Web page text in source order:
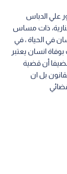
علي الدباس
ذات مساس
في الحياة ، في
انسان يعتبر
مضيفا أن قضية
بل ان